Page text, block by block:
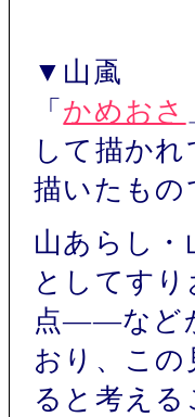
▼山颪
「 かめおさ
して描か
描いたも
山あらし
としてす
点――など
おり、こ
ると考える